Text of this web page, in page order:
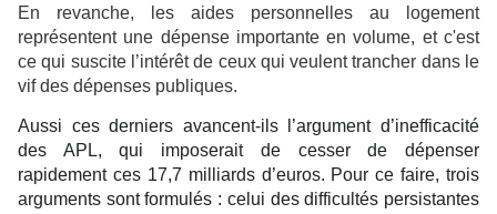
En revanche, les aides personnelles au logement
représentent une dépense importante en volume, et c'est
ce qui suscite l’intérêt de ceux qui veulent trancher dans le
vif des dépenses publiques.
Aussi ces derniers avancent-ils l’argument d’inefficacité
des APL, qui imposerait de cesser de dépenser
rapidement ces 17,7 milliards d’euros. Pour ce faire, trois
arguments sont formulés : celui des difficultés persistantes